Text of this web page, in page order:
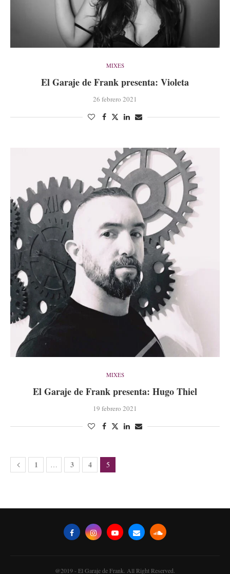
MIXES
El Garaje de Frank presenta: Violeta
26 febrero 2021
MIXES
El Garaje de Frank presenta: Hugo Thiel
19 febrero 2021
1 … 3 4 5
@2019 - El Garaje de Frank. All Right Reserved.